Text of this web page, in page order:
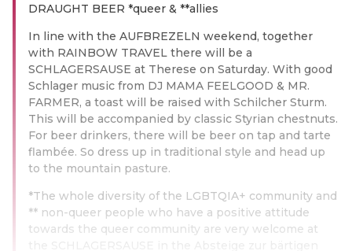
DRAUGHT BEER *queer & **allies
In line with the AUFBREZELN weekend, together
with RAINBOW TRAVEL there will be a
SCHLAGERSAUSE at Therese on Saturday. With good
Schlager music from DJ MAMA FEELGOOD & MR.
FARMER, a toast will be raised with Schilcher Sturm.
This will be accompanied by classic Styrian chestnuts.
For beer drinkers, there will be beer on tap and tarte
flambée. So dress up in traditional style and head up
to the mountain pasture.
*The whole diversity of the LGBTQIA+ community and
** non-queer people who have a positive attitude
towards the queer community are very welcome at